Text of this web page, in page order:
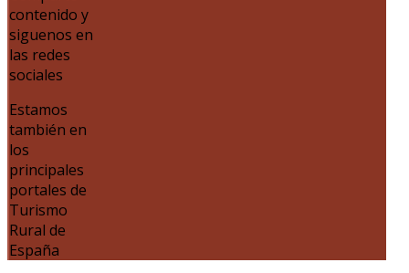
contenido y
siguenos en
las redes
sociales
Estamos
también en
los
principales
portales de
Turismo
Rural de
España